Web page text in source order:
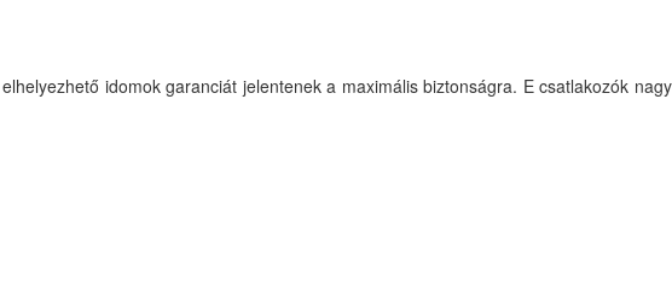
idomok garanciát jelentenek a maximális biztonságra. E csatlakozók nagy